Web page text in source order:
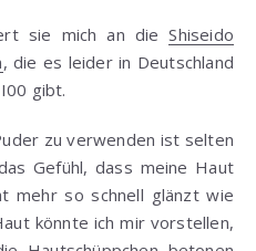
sie mich an dieShiseido
, die es leider in Deutschland
gibt.
zu verwenden ist selten
Gefühl, dass meine Haut
mehr so schnell glänzt wie
könnte ich mir vorstellen,